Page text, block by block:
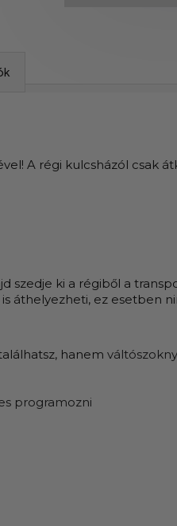
A régi kulcsházól csak
szedje ki a régiből a
áthelyezheti, ez esetben
hanem
programozni